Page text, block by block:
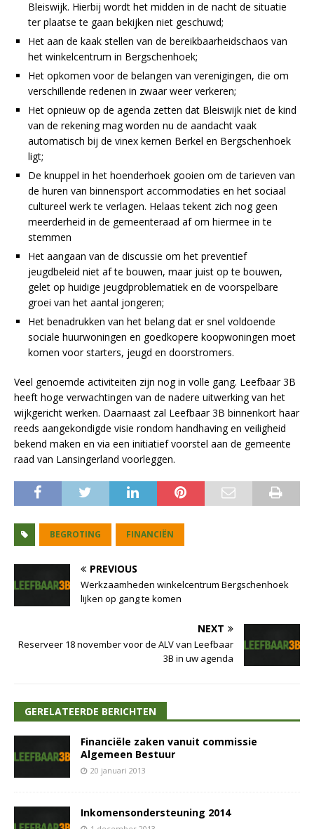
Bleiswijk. Hierbij wordt het midden in de nacht de situatie
ter plaatse te gaan bekijken niet geschuwd;
Het aan de kaak stellen van de bereikbaarheidschaos van
het winkelcentrum in Bergschenhoek;
Het opkomen voor de belangen van verenigingen, die om
verschillende redenen in zwaar weer verkeren;
Het opnieuw op de agenda zetten dat Bleiswijk niet de kind
van de rekening mag worden nu de aandacht vaak
automatisch bij de vinex kernen Berkel en Bergschenhoek
ligt;
De knuppel in het hoenderhoek gooien om de tarieven van
de huren van binnensport accommodaties en het sociaal
cultureel werk te verlagen. Helaas tekent zich nog geen
meerderheid in de gemeenteraad af om hiermee in te
stemmen
Het aangaan van de discussie om het preventief
jeugdbeleid niet af te bouwen, maar juist op te bouwen,
gelet op huidige jeugdproblematiek en de voorspelbare
groei van het aantal jongeren;
Het benadrukken van het belang dat er snel voldoende
sociale huurwoningen en goedkopere koopwoningen moet
komen voor starters, jeugd en doorstromers.
Veel genoemde activiteiten zijn nog in volle gang. Leefbaar 3B
heeft hoge verwachtingen van de nadere uitwerking van het
wijkgericht werken. Daarnaast zal Leefbaar 3B binnenkort haar
reeds aangekondigde visie rondom handhaving en veiligheid
bekend maken en via een initiatief voorstel aan de gemeente
raad van Lansingerland voorleggen.
BEGROTING FINANCIËN
PREVIOUS
Werkzaamheden winkelcentrum Bergschenhoek
lijken op gang te komen
NEXT
Reserveer 18 november voor de ALV van Leefbaar
3B in uw agenda
GERELATEERDE BERICHTEN
Financiële zaken vanuit commissie
Algemeen Bestuur
20 januari 2013
Inkomensondersteuning 2014